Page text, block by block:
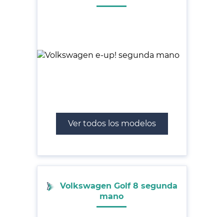
Ver todos los modelos
Volkswagen Golf 8 segunda
mano